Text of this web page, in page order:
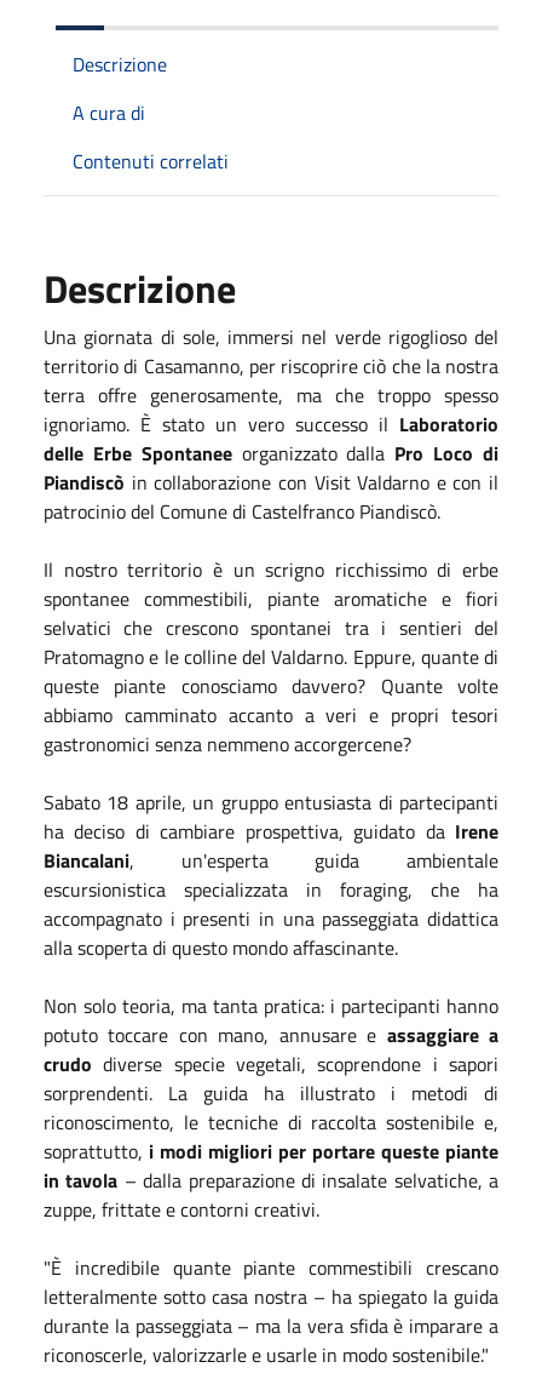
Descrizione
A cura di
Contenuti correlati
Descrizione
Una giornata di sole, immersi nel verde rigoglioso del
territorio di Casamanno, per riscoprire ciò che la nostra
terra offre generosamente, ma che troppo spesso
ignoriamo. È stato un vero successo il Laboratorio
delle Erbe Spontaneeorganizzato dalla Pro Loco di
Piandiscò in collaborazione con Visit Valdarno e con il
patrocinio del Comune di Castelfranco Piandiscò.
Il nostro territorio è un scrigno ricchissimo di erbe
spontanee commestibili, piante aromatiche e fiori
selvatici che crescono spontanei tra i sentieri del
Pratomagno e le colline del Valdarno. Eppure, quante di
queste piante conosciamo davvero? Quante volte
abbiamo camminato accanto a veri e propri tesori
gastronomici senza nemmeno accorgercene?
Sabato 18 aprile, un gruppo entusiasta di partecipanti
ha deciso di cambiare prospettiva, guidato daIrene
Biancalani, un'esperta guida ambientale
escursionistica specializzata in foraging, che ha
accompagnato i presenti in una passeggiata didattica
alla scoperta di questo mondo affascinante.
Non solo teoria, ma tanta pratica: i partecipanti hanno
potuto toccare con mano, annusare e assaggiare a
crudo diverse specie vegetali, scoprendone i sapori
sorprendenti. La guida ha illustrato i metodi di
riconoscimento, le tecniche di raccolta sostenibile e,
soprattutto, i modi migliori per portare queste piante
in tavola – dalla preparazione di insalate selvatiche, a
zuppe, frittate e contorni creativi.
"È incredibile quante piante commestibili crescano
letteralmente sotto casa nostra – ha spiegato la guida
durante la passeggiata – ma la vera sfida è imparare a
riconoscerle, valorizzarle e usarle in modo sostenibile."